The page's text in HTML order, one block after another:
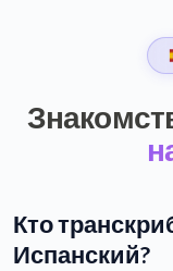
Кто
Испанский?